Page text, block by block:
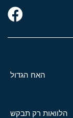
האח הגדול
הלוואות רק תבקש